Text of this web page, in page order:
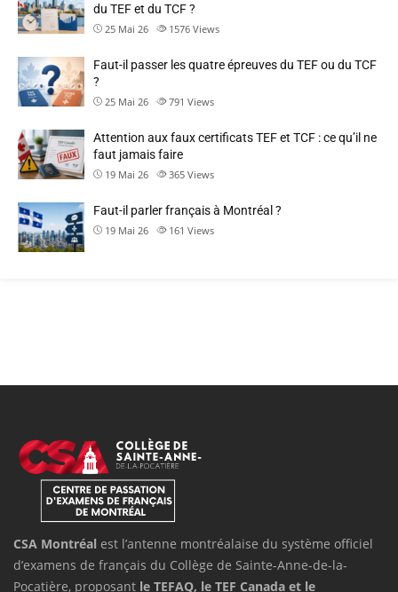
du TEF et du TCF ?
25 Mai 26 1576 Views
Faut-il passer les quatre épreuves du TEF ou du TCF
?
25 Mai 26 791 Views
Attention aux faux certificats TEF et TCF : ce qu’il ne
faut jamais faire
19 Mai 26 365 Views
Faut-il parler français à Montréal ?
19 Mai 26 161 Views
CSA Montréal est l’antenne montréalaise du système officiel
d’examens de français du Collège de Sainte-Anne-de-la-
Pocatière, proposant le TEFAQ, le TEF Canada et le